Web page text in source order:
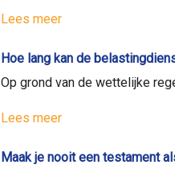
Lees meer
Hoe lang kan de
Op grond van de wettelijke
Lees meer
Maak je nooit een testament